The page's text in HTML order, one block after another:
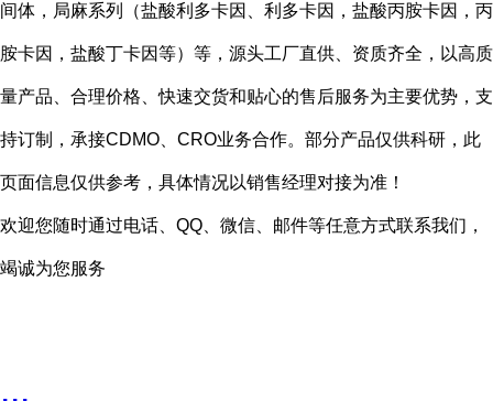
间体，局麻系列（盐酸利多卡因、利多卡因，盐酸丙胺卡因，丙
胺卡因，盐酸丁卡因等）等，源头工厂直供、资质齐全，以高质
量产品、合理价格、快速交货和贴心的售后服务为主要优势，支
持订制，承接CDMO、CRO业务合作。部分产品仅供科研，此
页面信息仅供参考，具体情况以销售经理对接为准！
欢迎您随时通过电话、QQ、微信、邮件等任意方式联系我们，
竭诚为您服务
...